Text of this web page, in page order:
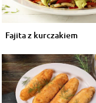
Fajita z kurczakiem